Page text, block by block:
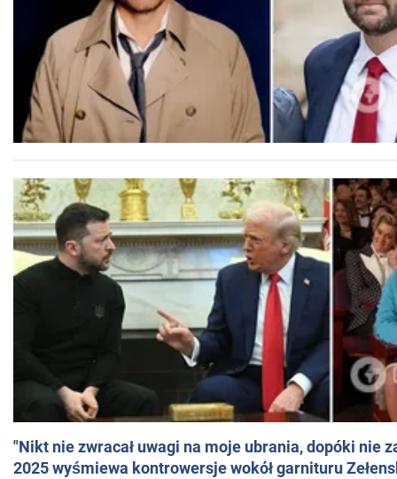
"Nikt nie zwracał uwagi na moje ubrania, dopóki nie
2025 wyśmiewa kontrowersje wokół garnituru